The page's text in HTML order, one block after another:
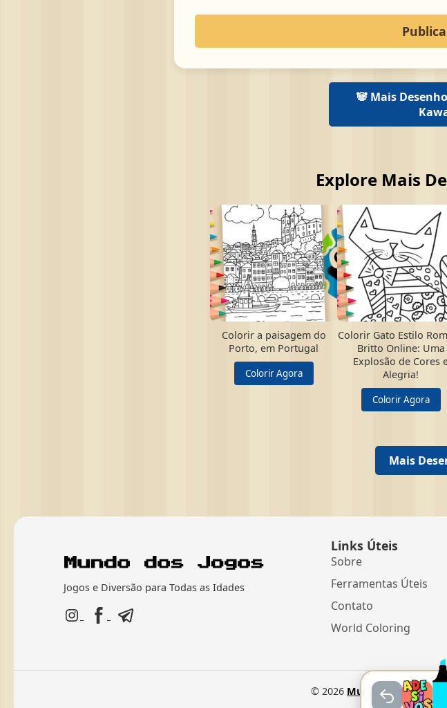
🐼 Mais
Explore Mais
Colorir a paisagem do
Porto, em Portugal
Colorir Agora
Colorir Gato Estilo
Britto Online: Uma
Explosão de Cores
Alegria!
Colorir Agora
Mais
Jogos e Diversão para Todas as Idades
Links Úteis
Sobre
Ferramentas Úteis
Contato
World Coloring
© 2026 Mundo dos Jogos •